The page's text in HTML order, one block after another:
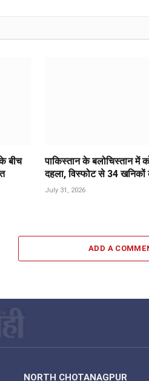
बीच
पाकिस्तान के बलोचिस्तान में
दहला, विस्फोट से 34 खनिकों
July 31, 2026
ADD A
NORTH CHOTANAGPUR